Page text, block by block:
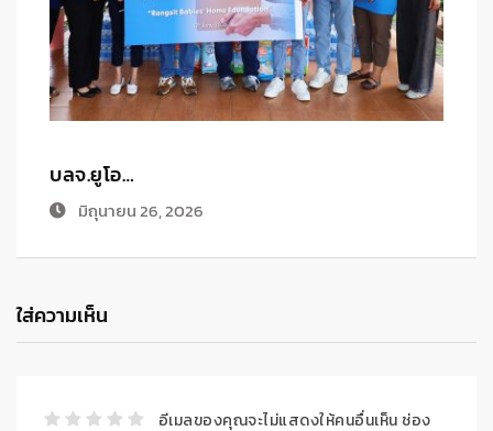
บลจ.ยูโอ…
พฤษภาคม 18, 2026
ใส่ความเห็น
อีเมลของคุณจะไม่แสดงให้คนอื่นเห็น ช่อง